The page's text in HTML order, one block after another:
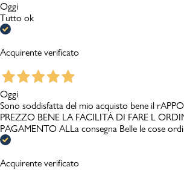
Oggi
Tutto ok
Acquirente verificato
Oggi
Sono soddisfatta del mio acquisto bene il
PREZZO BENE LA FACILITÀ DI FARE L
PAGAMENTO ALLa consegna Belle le cose
Acquirente verificato